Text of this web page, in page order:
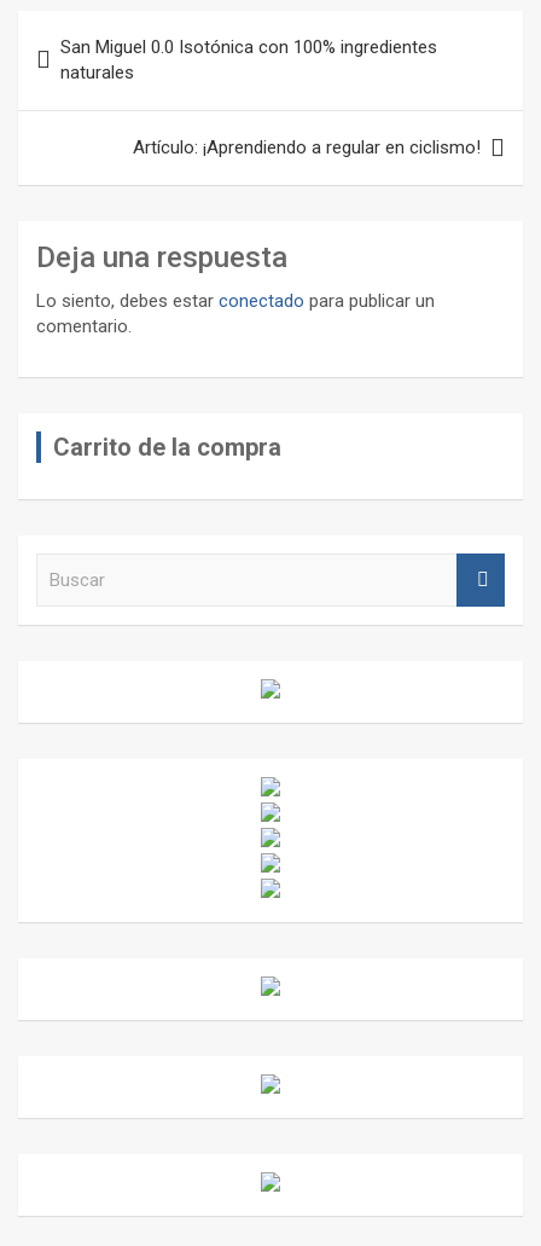
de
entradas
San Miguel 0.0 Isotónica con 100% ingredientes
naturales
Artículo: ¡Aprendiendo a regular en ciclismo!
Deja una respuesta
Lo siento, debes estar conectado para publicar un
comentario.
Carrito de la compra